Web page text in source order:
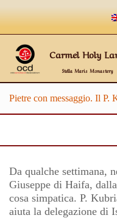
Carmel Holy
Stella Maris Monastery
Pietre con messaggio. Il P.
Da qualche settimana,
Giuseppe di Haifa,
cosa simpatica. P.
aiuta la delegazione di